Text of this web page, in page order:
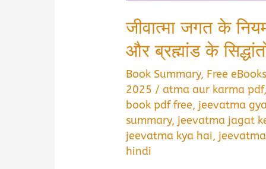
जीवात्मा जगत के
और ब्रह्मांड के
Book Summary, Free eBooks
2025 /atma aur karma pdf,
book pdf free, jeevatma
summary, jeevatma jagat
jeevatma kya hai,
hindi